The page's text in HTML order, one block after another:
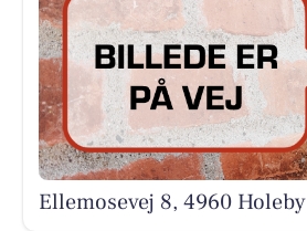
Ellemosevej 8, 4960 Holeby